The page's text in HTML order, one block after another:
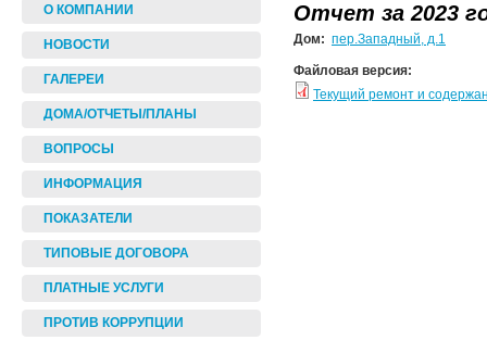
О КОМПАНИИ
НОВОСТИ
ГАЛЕРЕИ
ДОМА/ОТЧЕТЫ/ПЛАНЫ
ВОПРОСЫ
ИНФОРМАЦИЯ
ПОКАЗАТЕЛИ
ТИПОВЫЕ ДОГОВОРА
ПЛАТНЫЕ УСЛУГИ
ПРОТИВ КОРРУПЦИИ
Отчет за 2023
Дом: пер.Западный, д.1
Файловая версия:
Текущий ремонт и